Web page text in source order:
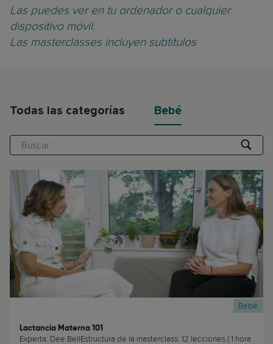
Las puedes ver en tu ordenador o cualquier
dispositivo móvil.
Las masterclasses incluyen subtítulos
Todas las categorías Bebé
Buscar
Bebé
Lactancia Materna 101
Experta: Dee BellEstructura de la masterclass: 12 lecciones ( 1 hora